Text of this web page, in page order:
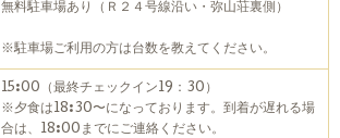
無料駐車場あり（Ｒ２４号線沿い・弥山荘裏側）
※駐車場ご利用の方は台数を教えてください。
15:00（最終チェックイン19：30）
※夕食は18:30〜になっております。到着が遅れる場
合は、18:00までにご連絡ください。